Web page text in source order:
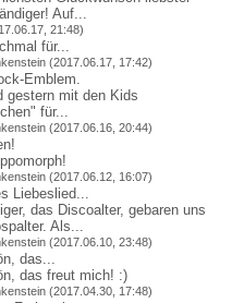
Auf...
21:48)
für...
(2017.06.17, 17:42)
Emblem.
gestern mit den Kids
für...
(2017.06.16, 20:44)
(2017.06.12, 16:07)
Liebeslied...
das Discoalter, gebaren uns
Als...
(2017.06.10, 23:48)
das...
das freut mich! :)
(2017.04.30, 17:48)